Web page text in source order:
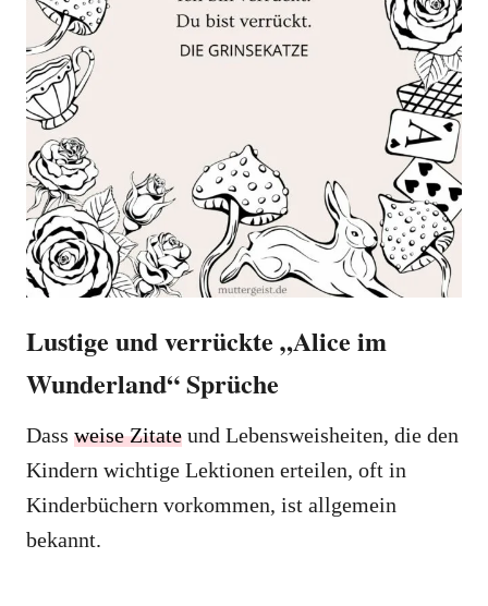
Lustige und verrückte „Alice im
Wunderland“ Sprüche
Dass weise Zitate und Lebensweisheiten, die den
Kindern wichtige Lektionen erteilen, oft in
Kinderbüchern vorkommen, ist allgemein
bekannt.